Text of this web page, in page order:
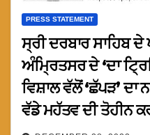
PRESS STATEMENT
ਸ੍ਰੀ ਦਰਬਾਰ ਸਾਹਿਬ
ਅੰਮ੍ਰਿਤਸਰ ਦੇ ‘ਦਾ
ਵਿਸ਼ਾਲ ਵੱਲੋਂ ‘ਛੱਪੜ’ ਦਾ
ਵੱਡੇ ਮਹੱਤਵ ਦੀ ਤੋਹੀਨ